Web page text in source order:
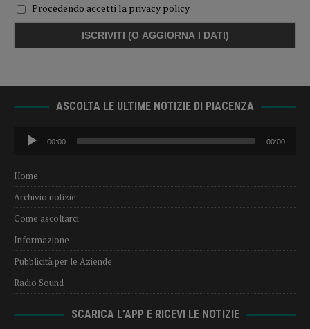
Procedendo accetti la privacy policy
ASCOLTA LE ULTIME NOTIZIE DI PIACENZA
Audio
Player
00:00 00:00
Home
Archivio notizie
Come ascoltarci
Informazione
Pubblicità per le Aziende
Radio Sound
SCARICA L’APP E RICEVI LE NOTIZIE